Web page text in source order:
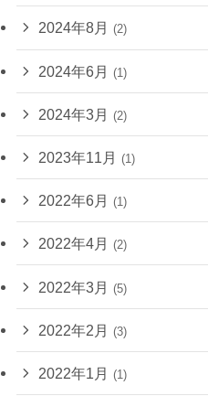
2024年8月 (2)
2024年6月 (1)
2024年3月 (2)
2023年11月 (1)
2022年6月 (1)
2022年4月 (2)
2022年3月 (5)
2022年2月 (3)
2022年1月 (1)